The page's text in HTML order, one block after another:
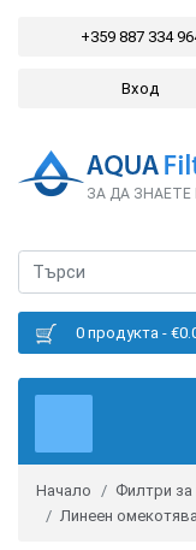
+359 887 334
Вход
ЗА ДА
0 продукта -
Начало Филтри за
Линеен